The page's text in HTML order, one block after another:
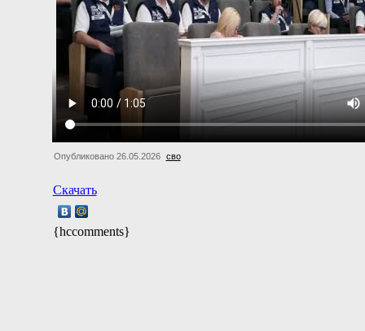
Опубликовано 26.05.2026 сво
Скачать
{hccomments}